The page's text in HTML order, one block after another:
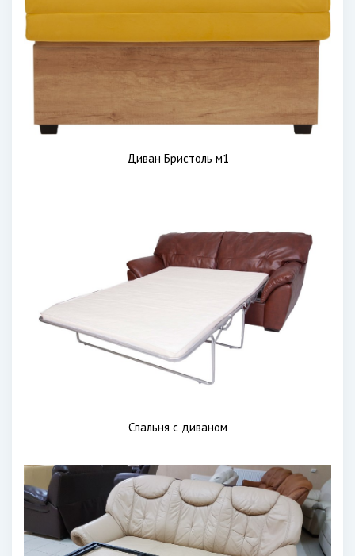
Диван Бристоль м1
Спальня с диваном